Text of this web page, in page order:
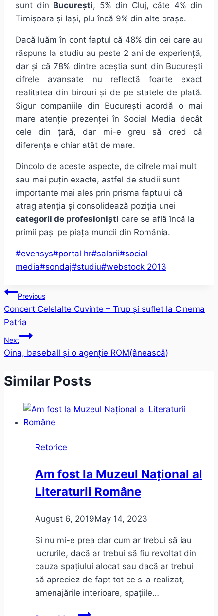
sunt din București, 5% din Cluj, câte 4% din
Timișoara și Iași, plu încă 9% din alte orașe.
Dacă luăm în cont faptul că 48% din cei care au
răspuns la studiu au peste 2 ani de experiență,
dar și că 78% dintre aceștia sunt din București
cifrele avansate nu reflectă foarte exact
realitatea din birouri și de pe statele de plată.
Sigur companiile din București acordă o mai
mare atenție prezenței în Social Media decât
cele din țară, dar mi-e greu să cred că
diferența e chiar atât de mare.
Dincolo de aceste aspecte, de cifrele mai mult
sau mai puțin exacte, astfel de studii sunt
importante mai ales prin prisma faptului că
atrag atenția și consolidează poziția unei
categorii de profesioniști care se află încă la
primii pași pe piața muncii din România.
Post
Tags:
#evensys#portal hr#salarii#social
media#sondaj#studiu#webstock 2013
Post
navigation
Previous
Concert Celelalte Cuvinte – Trup și suflet la Cinema
Patria
Next
Oina, baseball și o agenție ROM(ânească)
Similar Posts
Retorice
Am fost la Muzeul Național al
Literaturii Române
August 6, 2019May 14, 2023
Si nu mi-e prea clar cum ar trebui să iau
lucrurile, dacă ar trebui să fiu revoltat din
cauza spațiului alocat sau dacă ar trebui
să apreciez de fapt tot ce s-a realizat,
amenajările interioare, spațiile…
Am